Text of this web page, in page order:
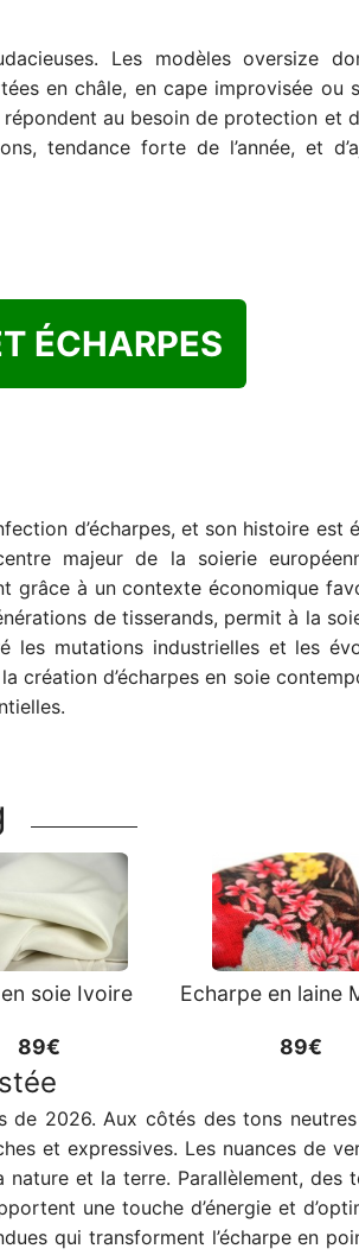
Les modèles oversize
en châle, en cape improvisée ou
au besoin de protection et
tendance forte de l’année, et
ÉCHARPES
d’écharpes, et son histoire est
majeur de la soierie
grâce à un contexte économique
de tisserands, permit à la
les mutations industrielles et les
création d’écharpes en soie
soie Ivoire
89€
Echarpe en laine
89€
de 2026. Aux côtés des tons
et expressives. Les nuances de
et la terre. Parallèlement, des
une touche d’énergie et
qui transforment l’écharpe en